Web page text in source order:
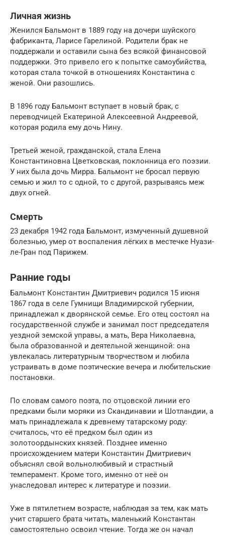
Личная жизнь
Женился Бальмонт в 1889 году на дочери шуйского
фабриканта, Ларисе Гарелиной. Родители брак не
поддержали и оставили сына без всякой финансовой
поддержки. Это привело его к попытке самоубийства,
которая стала точкой в отношениях Константина с
женой. Они разошлись.
В 1896 году Бальмонт вступает в новый брак, с
переводчицей Екатериной Алексеевной Андреевой,
которая родила ему дочь Нину.
Третьей женой, гражданской, стала Елена
Константиновна Цветковская, поклонница его поэзии.
У них была дочь Мирра. Бальмонт не бросал первую
семью и жил то с одной, то с другой, разрываясь меж
двух огней.
Смерть
23 декабря 1942 года Бальмонт, измученный душевной
болезнью, умер от воспаления лёгких в местечке Нуази-
ле-Гран под Парижем.
Ранние годы
Бальмонт Константин Дмитриевич родился 15 июня
1867 года в селе Гумнищи Владимирской губернии,
принадлежал к дворянской семье. Его отец состоял на
государственной службе и занимал пост председателя
уездной земской управы, а мать, Вера Николаевна,
была образованной и деятельной женщиной: она
увлекалась литературным творчеством и любила
устраивать в доме поэтические вечера и любительские
постановки.
По словам самого поэта, по отцовской линии его
предками были моряки из Скандинавии и Шотландии, а
мать принадлежала к древнему татарскому роду:
считалось, что её предком был один из
золотоордынских князей. Позднее именно
происхождением матери Константин Дмитриевич
объяснял свой вольнолюбивый и страстный
темперамент. Кроме того, именно от неё он
унаследовал интерес к литературе и поэзии.
Уже в пятилетнем возрасте, наблюдая за тем, как мать
учит старшего брата читать, маленький Константан
самостоятельно освоил чтение. Тогда же он начал